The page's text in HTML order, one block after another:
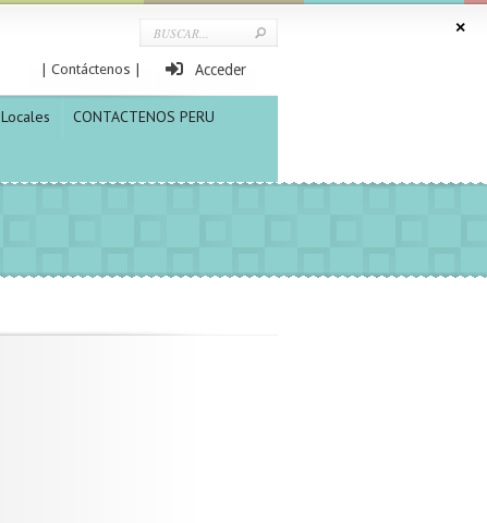
| Contáctenos | Acceder
Locales CONTACTENOS PERU